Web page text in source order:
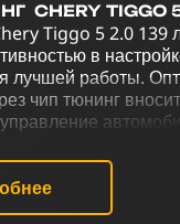
CHERY TIGGO
Tiggo 5 2.0 139
в
лучшей работы.
чип тюнинг
тюнинг (stage 1 и
(Евро-
EGR,